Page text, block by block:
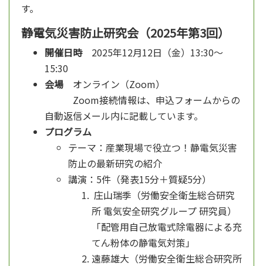
す。
静電気災害防止研究会（2025年第3回）
開催日時 2025年12月12日（金）13:30～
15:30
会場 オンライン（Zoom）
Zoom接続情報は、申込フォームからの
自動返信メール内に記載しています。
プログラム
テーマ：産業現場で役立つ！静電気災害
防止の最新研究の紹介
講演：5件（発表15分＋質疑5分）
庄山瑞季（労働安全衛生総合研究
所 電気安全研究グループ 研究員）
「配管用自己放電式除電器による充
てん粉体の静電気対策」
遠藤雄大（労働安全衛生総合研究所